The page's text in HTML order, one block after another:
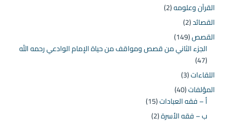
القرآن وعلومه(2)
القصائد(2)
القصص(149)
الجزء الثاني من قصص ومواقف من حياة الإمام الوادعي رحمه الله
(47)
اللقاءات(3)
المؤلفات(40)
أ – فقه العبادات(15)
ب – فقه الأسرة(2)